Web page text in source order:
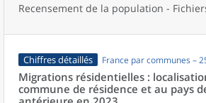
Recensement de la population -
Chiffres détaillés France par communes –
Migrations résidentielles :
commune de résidence et au pays